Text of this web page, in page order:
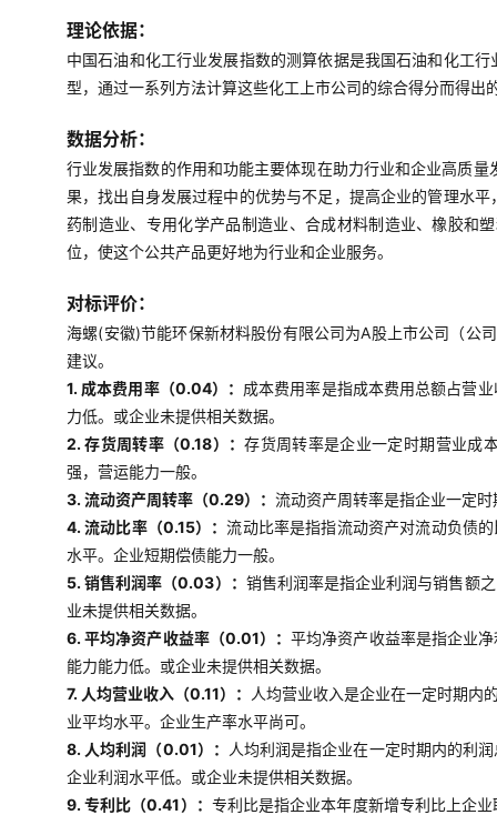
理论依据：
中国石油和化工行业发展指数的测算依据是我国石油和化工
型，通过一系列方法计算这些化工上市公司的综合得分而得
数据分析：
行业发展指数的作用和功能主要体现在助力行业和企业高质
果，找出自身发展过程中的优势与不足，提高企业的管理水
药制造业、专用化学产品制造业、合成材料制造业、橡胶和
位，使这个公共产品更好地为行业和企业服务。
对标评价：
海螺(安徽)节能环保新材料股份有限公司为A股上市公司（公
建议。
1. 成本费用率（0.04）： 成本费用率是指成本费用总额占营
力低。或企业未提供相关数据。
2. 存货周转率（0.18）：存货周转率是企业一定时期营业成
强，营运能力一般。
3. 流动资产周转率（0.29）： 流动资产周转率是指企业一定
4. 流动比率（0.15）：流动比率是指指流动资产对流动负债
水平。企业短期偿债能力一般。
5. 销售利润率（0.03）： 销售利润率是指企业利润与销售额
业未提供相关数据。
6. 平均净资产收益率（0.01）：平均净资产收益率是指企业
能力能力低。或企业未提供相关数据。
7. 人均营业收入（0.11）：
人均营业收入是企业在一定时期内
业平均水平。企业生产率水平尚可。
8. 人均利润（0.01）：
人均利润是指企业在一定时期内的利
企业利润水平低。或企业未提供相关数据。
9. 专利比（0.41）： 专利比是指企业本年度新增专利比上企